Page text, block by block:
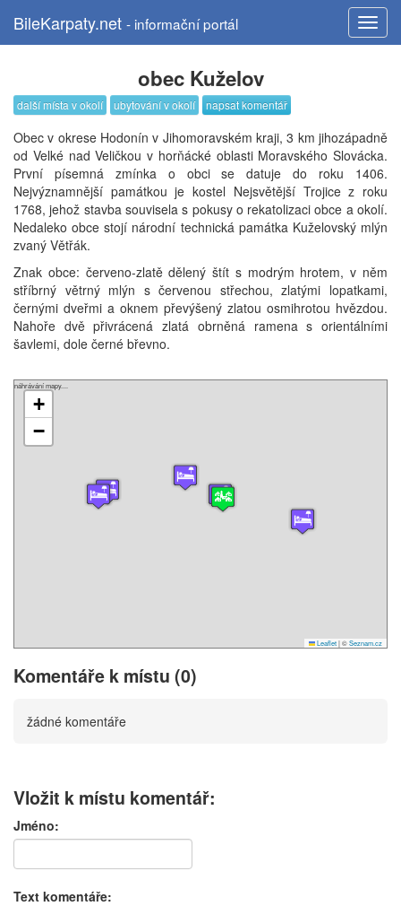
BileKarpaty.net - informační portál
obec Kuželov
další místa v okolí ubytování v okolí napsat komentář
Obec v okrese Hodonín v Jihomoravském kraji, 3 km jihozápadně
od Velké nad Veličkou v horňácké oblasti Moravského Slovácka.
První písemná zmínka o obci se datuje do roku 1406.
Nejvýznamnější památkou je kostel Nejsvětější Trojice z roku
1768, jehož stavba souvisela s pokusy o rekatolizaci obce a okolí.
Nedaleko obce stojí národní technická památka Kuželovský mlýn
zvaný Větřák.
Znak obce: červeno-zlatě dělený štít s modrým hrotem, v něm
stříbrný větrný mlýn s červenou střechou, zlatými lopatkami,
černými dveřmi a oknem převýšený zlatou osmihrotou hvězdou.
Nahoře dvě přivrácená zlatá obrněná ramena s orientálními
šavlemi, dole černé břevno.
náhrávání mapy....
+
−
Leaflet|©Seznam.cz
Komentáře k místu (0)
žádné komentáře
Vložit k místu komentář:
Jméno:
Text komentáře: